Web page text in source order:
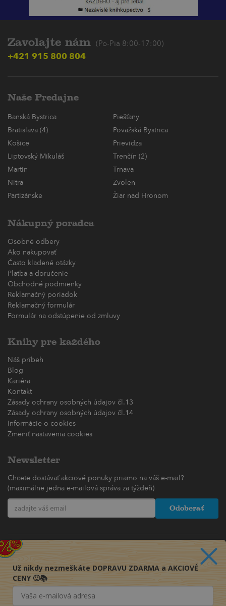
Zavolajte nám (Po-Pia 8:00-17:00)
+421 915 800 804
Naše Predajne
Banská Bystrica
Piešťany
Bratislava (4)
Považská Bystrica
Košice
Prievidza
Liptovský Mikuláš
Trenčín (2)
Martin
Trnava
Nitra
Zvolen
Partizánske
Žiar nad Hronom
Nákupný poradca
Osobné odbery
Ako nakupovať
Často kladené otázky
Platba a doručenie
Obchodné podmienky
Reklamačný poriadok
Reklamačný formulár
Formulár na odstúpenie od zmluvy
Knihy pre každého
Náš príbeh
Blog
Kariéra
Kontakt
Zásady ochrany osobných údajov čl.13
Zásady ochrany osobných údajov čl.14
Informácie o cookies
Zmeniť nastavenia cookies
Newsletter
Chcete dostávať akciové ponuky priamo na váš e-mail?
(maximálne jedna e-mailová správa za týždeň)
Odoberať
Už nikdy nezmeškáte DOPRAVU ZDARMA a AKCIOVÉ
CENY 🙂📚